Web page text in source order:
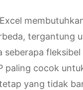
tergantung
seberapa fleksibel
paling cocok
yang tidak